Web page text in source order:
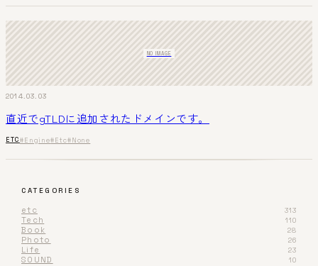
NO IMAGE
2014.03.03
直近でgTLDに追加されたドメインです。
ETC#Engine#Etc#None
CATEGORIES
etc 313
Tech 110
Book 28
Photo 26
Life 23
SOUND 10